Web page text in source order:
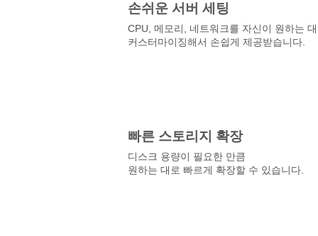
손쉬운 서버 세팅
CPU, 메모리, 네트워크를 자신이 원하는
커스터마이징해서 손쉽게 제공받습니다.
빠른 스토리지 확장
디스크 용량이 필요한 만큼
원하는 대로 빠르게 확장할 수 있습니다.